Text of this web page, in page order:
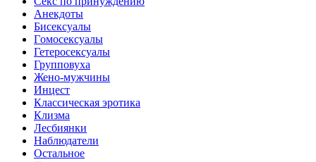
Анекдоты
Биceкcyалы
Гoмoceкcyaлы
Гетеросексуалы
Групповуха
Жено-мужчины
Инцecт
Классическая эротика
Клизма
Лесбиянки
Наблюдатели
Остальное